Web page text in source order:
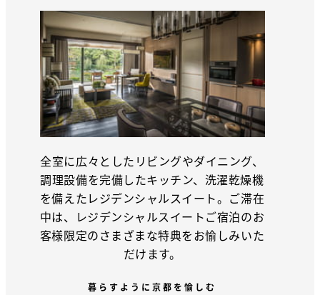
全室に広々としたリビングやダイニング、
調理設備を完備したキッチン、洗濯乾燥機
を備えたレジデンシャルスイート。ご滞在
中は、レジデンシャルスイートご宿泊のお
客様限定のさまざまな特典をお愉しみいた
だけます。
暮らすように京都を愉しむ